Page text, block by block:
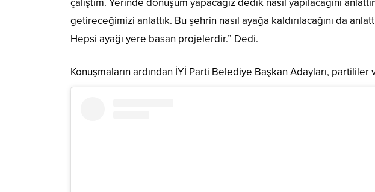
çalıştım. Yerinde dönüşüm yapacağız dedik nasıl yapılacağını
getireceğimizi anlattık. Bu şehrin nasıl ayağa kaldırılacağını da
Hepsi ayağı yere basan projelerdir.” Dedi.
Konuşmaların ardından İYİ Parti Belediye Başkan Adayları,